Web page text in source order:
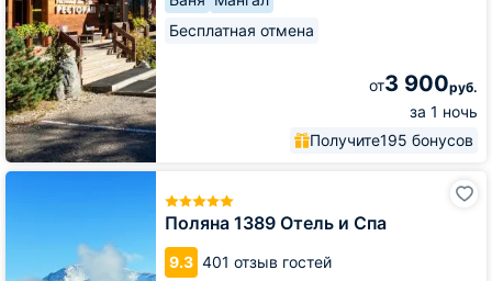
Бесплатная отмена
от3 900руб.
за 1 ночь
Получите195 бонусов
Поляна 1389 Отель и Спа
9.3 401 отзыв гостей
Поляна